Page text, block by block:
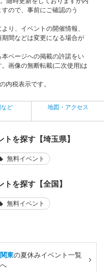
ので、事前にご確認のう
り、イベントの開催情報、
間などは変更になる場合が
ページへの掲載の許諾をい
画像の無断転載(二次使用)は
税表示です。
ど 地図・アクセス
を探す【埼玉県】
無料イベント
を探す【全国】
無料イベント
関東の夏休みイベント一覧
へ